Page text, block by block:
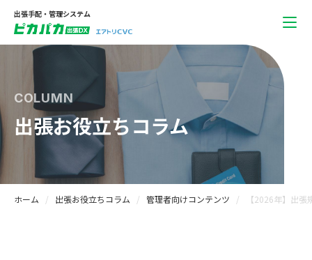
出張手配・管理システム
COLUMN
出張お役立ちコラム
ホーム 出張お役立ちコラム 管理者向けコンテンツ 【2026年】出